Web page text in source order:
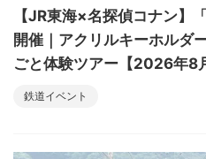
【JR東海×名探偵コナン】
開催｜アクリルキーホルダ
ごと体験ツアー【2026年8
鉄道イベント